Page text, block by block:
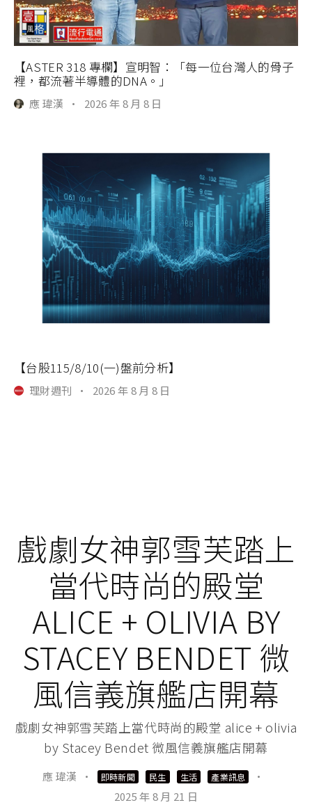
【ASTER 318 專欄】宣明智：「每一位台灣人的骨子
裡，都流著半導體的DNA。」
應 瑋漢 · 2026 年 8 月 8 日
【台股115/8/10(一)盤前分析】
理財週刊 · 2026 年 8 月 8 日
戲劇女神郭雪芙踏上
當代時尚的殿堂
ALICE + OLIVIA BY
STACEY BENDET 微
風信義旗艦店開幕
戲劇女神郭雪芙踏上當代時尚的殿堂 alice + olivia
by Stacey Bendet 微風信義旗艦店開幕
應 瑋漢 · 即時新聞 民生 生活 產業訊息
·
2025 年 8 月 21 日